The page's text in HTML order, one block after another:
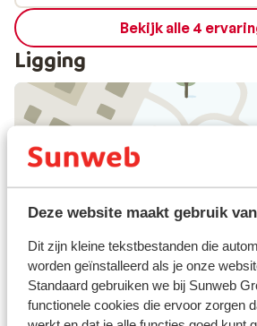
Deze website maakt gebruik
Dit zijn kleine tekstbestanden die
worden geïnstalleerd als je onze
Standaard gebruiken we bij Sunweb
functionele cookies die ervoor zorgen
Bekijk alle 4
Ligging
Afstanden
Centrum: 750 m
Afstand tot luchthaven münich